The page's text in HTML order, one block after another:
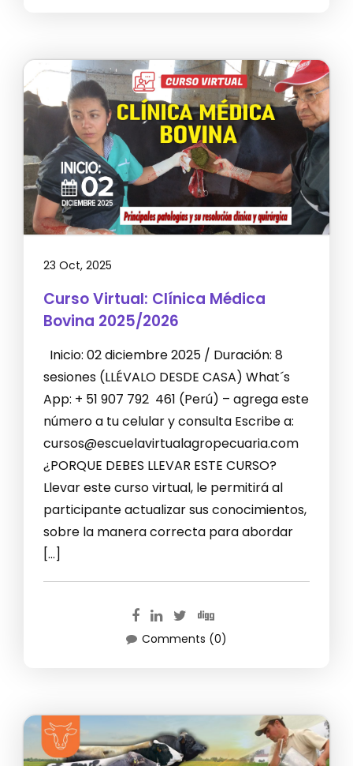
23 Oct, 2025
Curso Virtual: Clínica Médica
Bovina 2025/2026
Inicio: 02 diciembre 2025 / Duración: 8
sesiones (LLÉVALO DESDE CASA) What´s
App: + 51 907 792 461 (Perú) – agrega este
número a tu celular y consulta Escribe a:
cursos@escuelavirtualagropecuaria.com
¿PORQUE DEBES LLEVAR ESTE CURSO?
Llevar este curso virtual, le permitirá al
participante actualizar sus conocimientos,
sobre la manera correcta para abordar
[…]
Comments (0)